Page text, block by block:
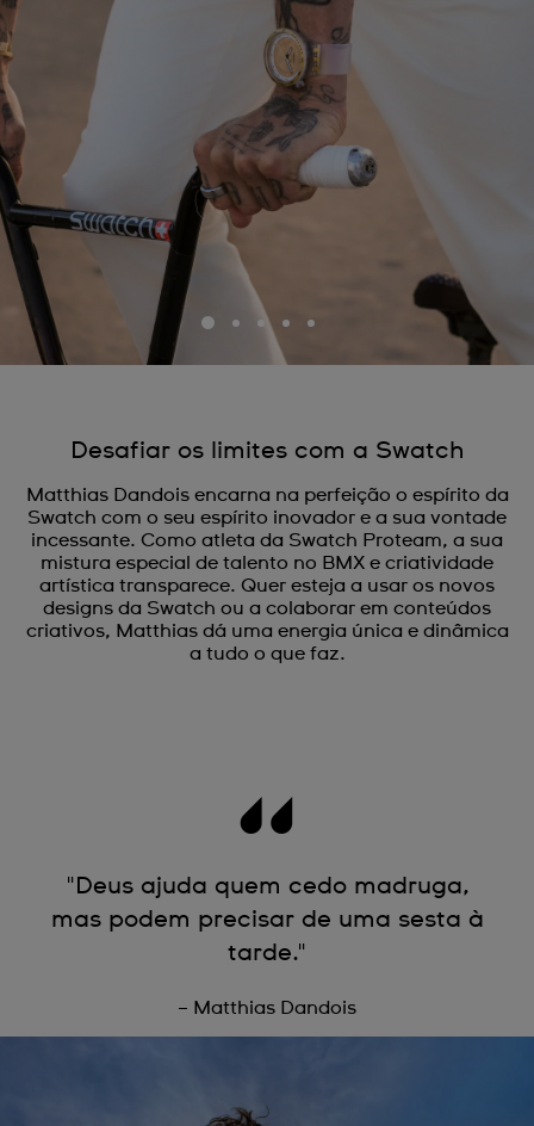
Desafiar os limites com a Swatch
Matthias Dandois encarna na perfeição o espírito da
Swatch com o seu espírito inovador e a sua vontade
incessante. Como atleta da Swatch Proteam, a sua
mistura especial de talento no BMX e criatividade
artística transparece. Quer esteja a usar os novos
designs da Swatch ou a colaborar em conteúdos
criativos, Matthias dá uma energia única e dinâmica
a tudo o que faz.
"Deus ajuda quem cedo madruga,
mas podem precisar de uma sesta à
tarde."
– Matthias Dandois